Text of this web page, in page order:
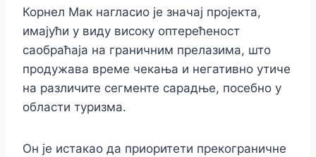
Корнел Мак нагласио је значај пројекта,
имајући у виду високу оптерећеност
саобраћаја на граничним прелазима, што
продужава време чекања и негативно утиче
на различите сегменте сарадње, посебно у
области туризма.
Он је истакао да приоритети прекограничне